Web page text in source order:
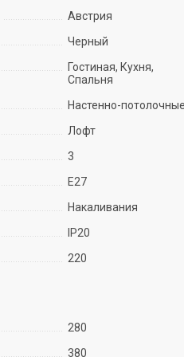
Австрия
Черный
Гостиная, Кухня,
Спальня
Настенно-
Лофт
3
E27
Накаливания
IP20
220
280
380